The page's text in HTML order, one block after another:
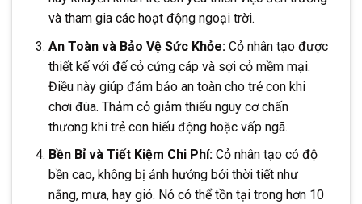
và tham gia các hoạt động ngoại trời.
An Toàn và Bảo Vệ Sức Khỏe:Cỏ nhân tạo được
thiết kế với đế cỏ cứng cáp và sợi cỏ mềm mại.
Điều này giúp đảm bảo an toàn cho trẻ con khi
chơi đùa. Thảm cỏ giảm thiểu nguy cơ chấn
thương khi trẻ con hiếu động hoặc vấp ngã.
Bền Bỉ và Tiết Kiệm Chi Phí:Cỏ nhân tạo có độ
bền cao, không bị ảnh hưởng bởi thời tiết như
nắng, mưa, hay gió. Nó có thể tồn tại trong hơn 10